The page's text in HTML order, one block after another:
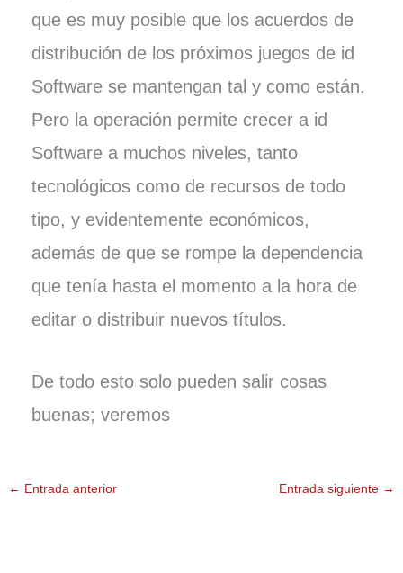
que es muy posible que los acuerdos de
distribución de los próximos juegos de id
Software se mantengan tal y como están.
Pero la operación permite crecer a id
Software a muchos niveles, tanto
tecnológicos como de recursos de todo
tipo, y evidentemente económicos,
además de que se rompe la dependencia
que tenía hasta el momento a la hora de
editar o distribuir nuevos títulos.
De todo esto solo pueden salir cosas
buenas; veremos
← Entrada anterior Entrada siguiente →